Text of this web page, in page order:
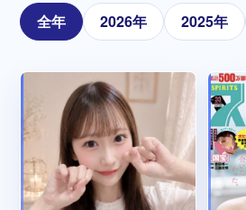
全年 2026年 2025年